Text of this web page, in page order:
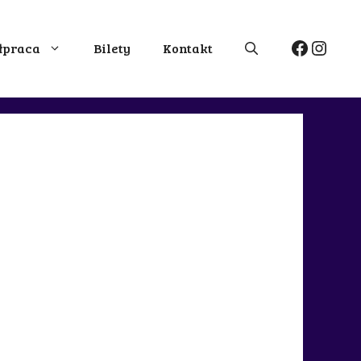
Bilety Kontakt